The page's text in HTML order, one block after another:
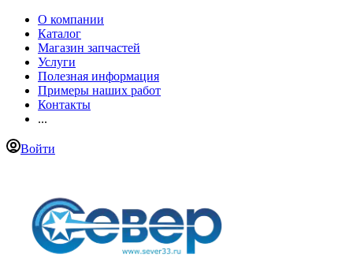
О компании
Каталог
Магазин запчастей
Услуги
Полезная информация
Примеры наших работ
Контакты
...
Войти